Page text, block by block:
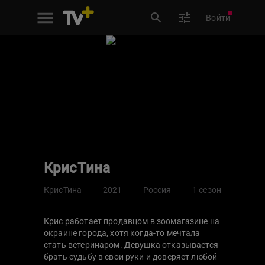
Войти
КрисТина
КрисТина 2021 Россия 1 сезон
Крис работает продавцом в зоомагазине на
окраине города, хотя когда-то мечтала
стать ветеринаром. Девушка отказывается
брать судьбу в свои руки и доверяет любой